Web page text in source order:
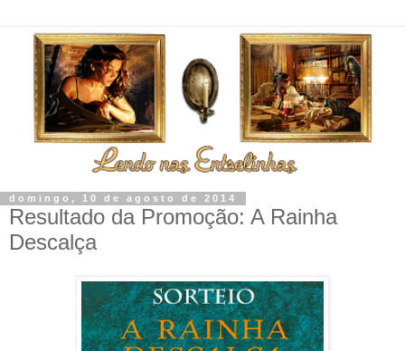
domingo, 10 de agosto de 2014
Resultado da Promoção: A Rainha
Descalça